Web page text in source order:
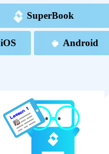
SuperBook
iOS Android